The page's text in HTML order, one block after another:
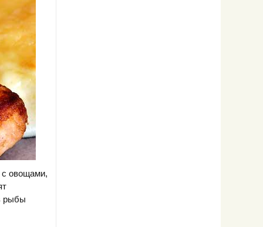
с овощами,
рыбы